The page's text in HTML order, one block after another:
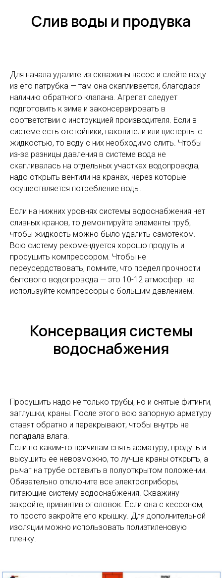
Слив воды и продувка
Для начала удалите из скважины насос и слейте воду
из его патрубка — там она скапливается, благодаря
наличию обратного клапана. Агрегат следует
подготовить к зиме и законсервировать в
соответствии с инструкцией производителя. Если в
системе есть отстойники, накопители или цистерны с
жидкостью, то воду с них необходимо слить. Чтобы
из-за разницы давления в системе вода не
скапливалась на отдельных участках водопровода,
надо открыть вентили на кранах, через которые
осуществляется потребление воды.
Если на нижних уровнях системы водоснабжения нет
сливных кранов, то демонтируйте элементы труб,
чтобы жидкость можно было удалить самотеком.
Всю систему рекомендуется хорошо продуть и
просушить компрессором. Чтобы не
переусердствовать, помните, что предел прочности
бытового водопровода — это 10-12 атмосфер. не
используйте компрессоры с большим давлением.
Консервация системы
водоснабжения
Просушить надо не только трубы, но и снятые фитинги,
заглушки, краны. После этого всю запорную арматуру
ставят обратно и перекрывают, чтобы внутрь не
попадала влага.
Если по каким-то причинам снять арматуру, продуть и
высушить ее невозможно, то лучше краны открыть, а
рычаг на трубе оставить в полуоткрытом положении.
Обязательно отключите все электроприборы,
питающие систему водоснабжения. Скважину
закройте, привинтив оголовок. Если она с кессоном,
то просто закройте его крышку. Для дополнительной
изоляции можно использовать полиэтиленовую
пленку.